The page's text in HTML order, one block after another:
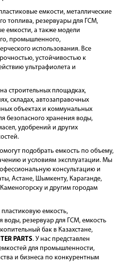
емкости, металлические
топлива, резервуары для ГСМ,
емкости, а также модели
промышленного,
использования. Все
устойчивостью к
ультрафиолета и
строительных площадках,
складах, автозаправочных
объектах и коммунальных
безопасного хранения воды,
удобрений и других
подобрать емкость по объему,
и условиям эксплуатации. Мы
консультацию и
Астане, Шымкенту, Караганде,
Каменогорску и другим городам
пластиковую емкость,
воды, резервуар для ГСМ, емкость
бак в Казахстане,
PARTS. У нас представлен
для промышленности,
и бизнеса по конкурентным